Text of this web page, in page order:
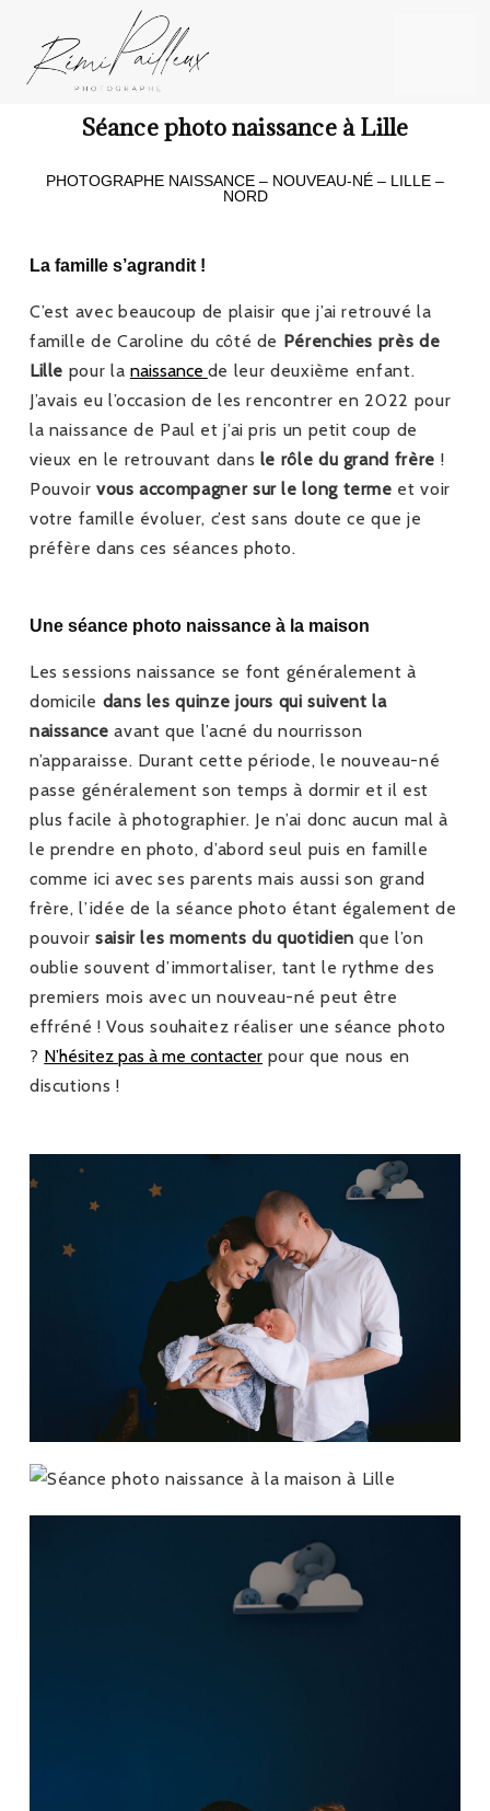
Séance photo naissance à Lille
PHOTOGRAPHE NAISSANCE – NOUVEAU-NÉ – LILLE –
NORD
La famille s’agrandit !
C’est avec beaucoup de plaisir que j’ai retrouvé la
famille de Caroline du côté de Pérenchies près de
Lille pour la naissance de leur deuxième enfant.
J’avais eu l’occasion de les rencontrer en 2022 pour
la naissance de Paul et j’ai pris un petit coup de
vieux en le retrouvant dans le rôle du grand frère !
Pouvoir vous accompagner sur le long terme et voir
votre famille évoluer, c’est sans doute ce que je
préfère dans ces séances photo.
Une séance photo naissance à la maison
Les sessions naissance se font généralement à
domicile dans les quinze jours qui suivent la
naissance avant que l’acné du nourrisson
n’apparaisse. Durant cette période, le nouveau-né
passe généralement son temps à dormir et il est
plus facile à photographier. Je n’ai donc aucun mal à
le prendre en photo, d’abord seul puis en famille
comme ici avec ses parents mais aussi son grand
frère, l’idée de la séance photo étant également de
pouvoir saisir les moments du quotidien que l’on
oublie souvent d’immortaliser, tant le rythme des
premiers mois avec un nouveau-né peut être
effréné ! Vous souhaitez réaliser une séance photo
? N’hésitez pas à me contacter pour que nous en
discutions !